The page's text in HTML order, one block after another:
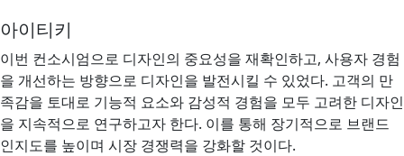
아이티키
이번 컨소시엄으로 디자인의 중요성을 재확인하고, 사용자 경험
을 개선하는 방향으로 디자인을 발전시킬 수 있었다. 고객의 만
족감을 토대로 기능적 요소와 감성적 경험을 모두 고려한 디자인
을 지속적으로 연구하고자 한다. 이를 통해 장기적으로 브랜드
인지도를 높이며 시장 경쟁력을 강화할 것이다.